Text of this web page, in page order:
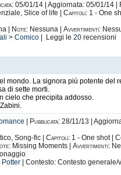
05/01/14 | Aggiornata: 05/01/14 |
Slice of life | Capitoli: 1 - One
|
Note: Nessuna | Avvertimenti:
> Comico | Leggi le 20 recensioni
mondo. La signora più potente del
di sette morti.
cielo che precipita addosso.
Pubblicata: 28/11/13 |
Song-fic | Capitoli: 1 - One shot |
Missing Moments | Avvertimenti:
Potter | Contesto: Contesto generale/